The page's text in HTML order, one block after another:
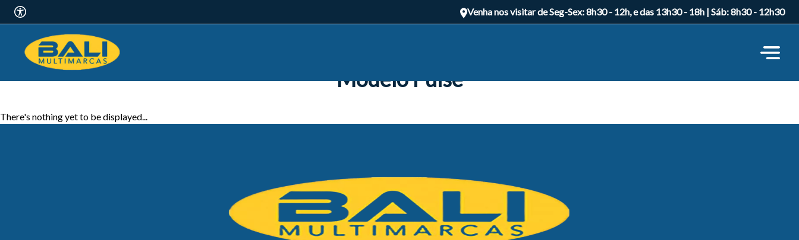
Venha nos visitar de Seg-Sex: 8h30 - 12h, e das 13h30 - 18h | Sáb: 8h30 - 12h30
Modelo Pulse
There's nothing yet to be displayed...